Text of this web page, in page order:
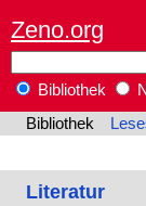
Zeno.org
Bibliothek
Bibliothek
Literatur